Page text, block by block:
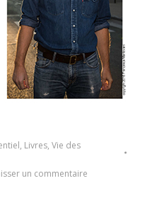
, Livres, Vie des
un commentaire